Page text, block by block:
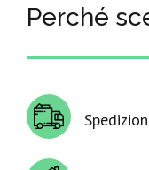
Perché